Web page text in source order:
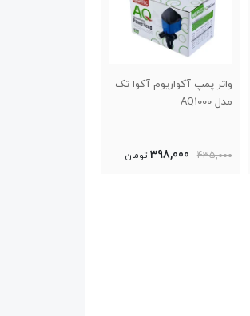
واتر پمپ آکواریوم آکوا تک
مدل AQ1200
470,000
387,000 تومان